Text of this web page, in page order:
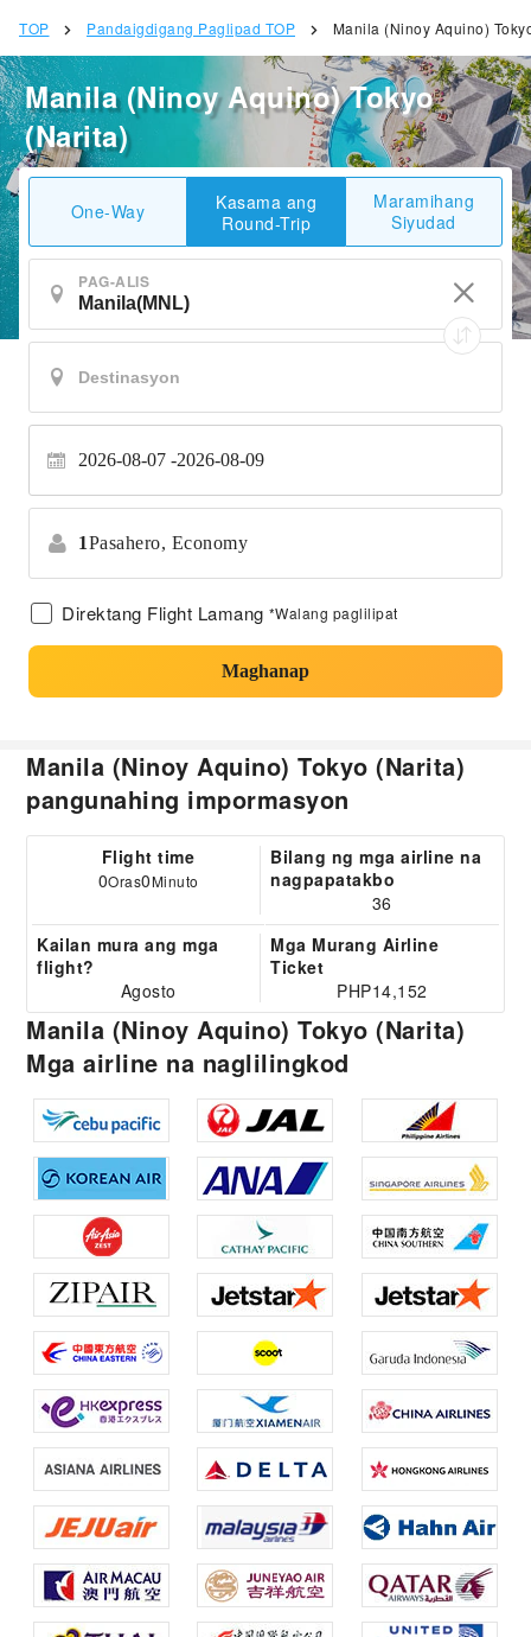
TOP Pandaigdigang Paglipad TOP Manila (Ninoy Aquino)
Manila (Ninoy Aquino) Tokyo
(Narita)
One-Way
Kasama ang
Round-Trip
Maramihang
Siyudad
PAG-ALIS
2026-08-07 2026-08-09
1Pasahero, Economy
Direktang Flight Lamang *Walang paglilipat
Maghanap
Manila (Ninoy Aquino) Tokyo (Narita)
pangunahing impormasyon
Flight time
0Oras0Minuto
Bilang ng mga airline na
nagpapatakbo
36
Kailan mura ang mga
flight?
Agosto
Mga Murang Airline
Ticket
PHP14,152
Manila (Ninoy Aquino) Tokyo (Narita)
Mga airline na naglilingkod